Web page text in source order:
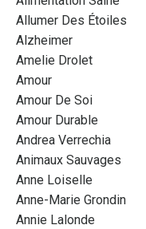
Allumer Des Étoiles
Alzheimer
Amelie Drolet
Amour
Amour De Soi
Amour Durable
Andrea Verrechia
Animaux Sauvages
Anne Loiselle
Anne-Marie Grondin
Annie Lalonde